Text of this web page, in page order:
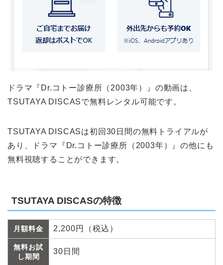
ドラマ『Dr.コトー診療所（2003年）』の動画は、
TSUTAYA DISCASで無料レンタル可能です。
TSUTAYA DISCASは初回30日間の無料トライアルが
あり、ドラマ『Dr.コトー診療所（2003年）』の他にも
無料視聴することができます。
TSUTAYA DISCASの特徴
月額料金 2,200円（税込）
無料お試
し期間
30日間